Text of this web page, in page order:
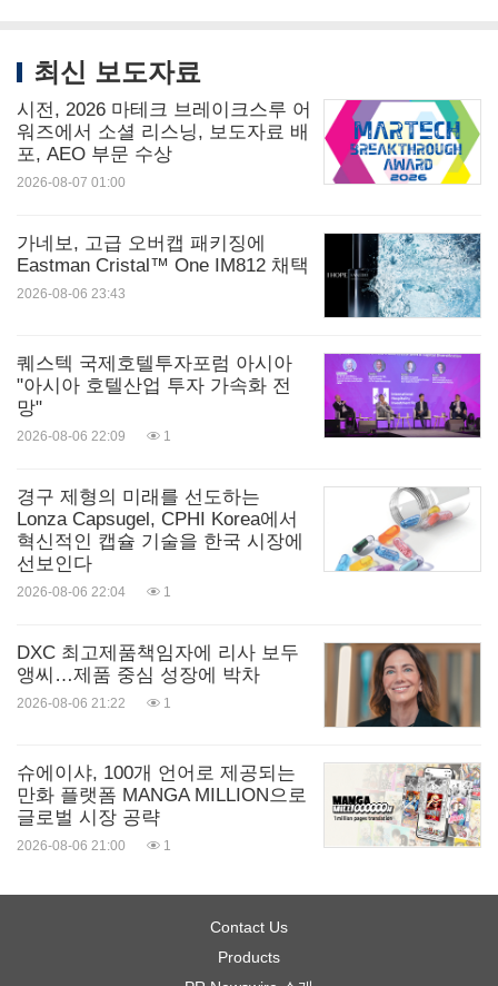
최신 보도자료
시전, 2026 마테크 브레이크스루 어
워즈에서 소셜 리스닝, 보도자료 배
포, AEO 부문 수상
2026-08-07 01:00
가네보, 고급 오버캡 패키징에
Eastman Cristal™ One IM812 채택
2026-08-06 23:43
퀘스텍 국제호텔투자포럼 아시아
"아시아 호텔산업 투자 가속화 전
망"
2026-08-06 22:09 1
경구 제형의 미래를 선도하는
Lonza Capsugel, CPHI Korea에서
혁신적인 캡슐 기술을 한국 시장에
선보인다
2026-08-06 22:04 1
DXC 최고제품책임자에 리사 보두
앵씨…제품 중심 성장에 박차
2026-08-06 21:22 1
슈에이샤, 100개 언어로 제공되는
만화 플랫폼 MANGA MILLION으로
글로벌 시장 공략
2026-08-06 21:00 1
Contact Us
Products